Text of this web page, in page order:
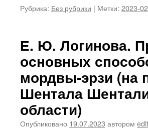
Рубрика: Без рубрики | Метки: 2023-02
Е. Ю. Логинова.
основных
мордвы-эрзи (на
Шентала
области)
Опубликовано 19.07.2023 автором